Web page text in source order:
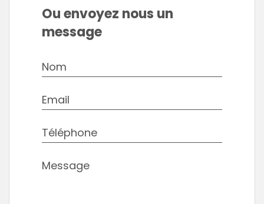
Ou envoyez nous un
message
Nom
Email
Téléphone
Message